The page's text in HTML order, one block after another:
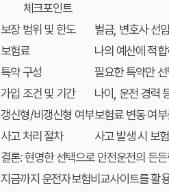
체크포인트
보장 범위 및 한도
벌금, 변호사 선
보험료
나의 예산에 적
특약 구성
필요한 특약만
가입 조건 및 기간
나이, 운전 경력
갱신형/비갱신형 여부보험료 변동 여
사고 처리 절차
사고 발생 시 보
결론: 현명한 선택으로 안전운전의 든
지금까지 운전자보험비교사이트를 활